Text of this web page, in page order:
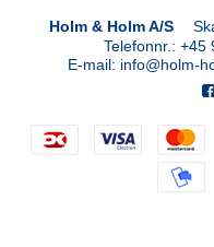
Holm & Holm A/S
Telefonnr. : +45
E-mail: info@holm-